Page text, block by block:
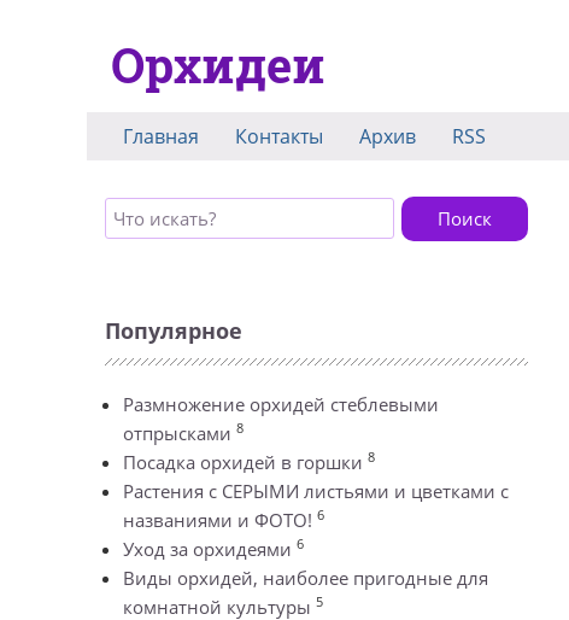
Орхидеи
Главная Контакты Архив RSS
Поиск
Популярное
Размножение орхидей стеблевыми
отпрысками 8
Посадка орхидей в горшки 8
Растения с СЕРЫМИ листьями и цветками с
названиями и ФОТО! 6
Уход за орхидеями 6
Виды орхидей, наиболее пригодные для
комнатной культуры 5